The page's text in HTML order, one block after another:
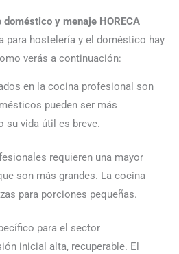
y menaje HORECA
para hostelería y el doméstico hay
verás a continuación:
en la cocina profesional son
pueden ser más
su vida útil es breve.
requieren una mayor
son más grandes. La cocina
para porciones pequeñas.
para el sector
inicial alta, recuperable. El